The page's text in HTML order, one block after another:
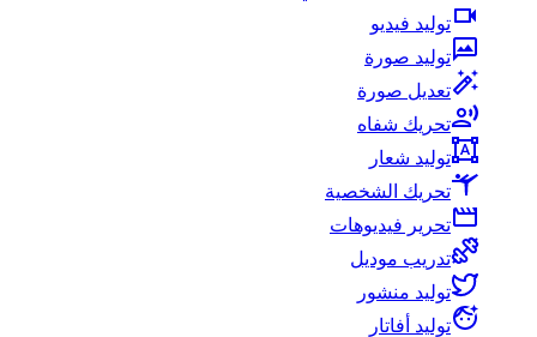
توليد فيديو
توليد صورة
تعديل صورة
تحريك شفاه
توليد شعار
تحريك الشخصية
تحرير فيديوهات
تدريب موديل
توليد منشور
توليد أفاتار